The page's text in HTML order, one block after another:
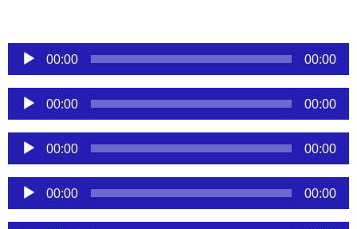
Reproductor
de
audio
00:00 00:00
Reproductor
de
audio
00:00 00:00
Reproductor
de
audio
00:00 00:00
Reproductor
de
audio
00:00 00:00